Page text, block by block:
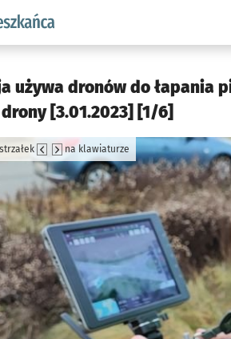
podserwis: Dla mieszkańca
używa dronów do łapania
[3.01.2023] [1/6]
na klawiaturze